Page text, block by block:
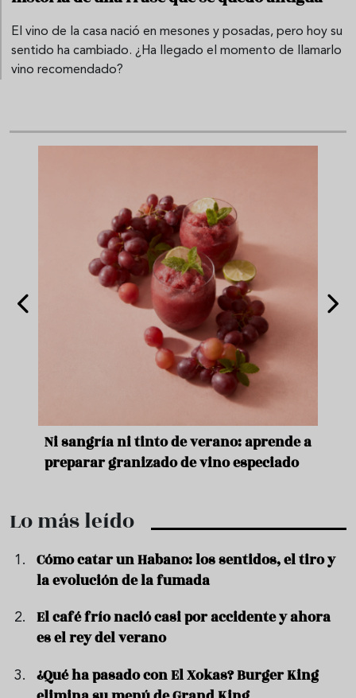
El vino de la casa nació en mesones y posadas, pero hoy su
sentido ha cambiado. ¿Ha llegado el momento de llamarlo
vino recomendado?
Ni sangría ni tinto de verano: aprende a
preparar granizado de vino especiado
Lo más leído
Cómo catar un Habano: los sentidos, el tiro y
la evolución de la fumada
El café frío nació casi por accidente y ahora
es el rey del verano
¿Qué ha pasado con El Xokas? Burger King